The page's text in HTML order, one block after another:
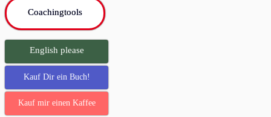
Coachingtools
English please
Kauf Dir ein Buch!
Kauf mir einen Kaffee